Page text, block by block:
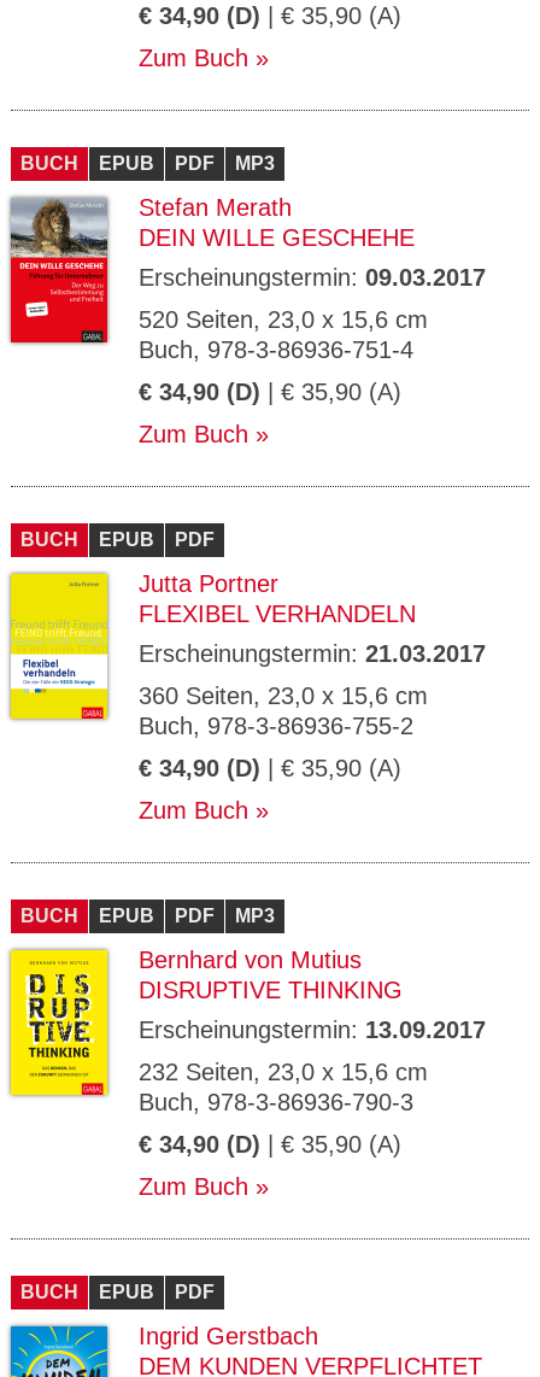
€ 34,90 (D) | € 35,90 (A)
Zum Buch
BUCH EPUB PDF MP3
Stefan Merath
DEIN WILLE GESCHEHE
Erscheinungstermin: 09.03.2017
520 Seiten, 23,0 x 15,6 cm
Buch, 978-3-86936-751-4
€ 34,90 (D) | € 35,90 (A)
Zum Buch
BUCH EPUB PDF
Jutta Portner
FLEXIBEL VERHANDELN
Erscheinungstermin: 21.03.2017
360 Seiten, 23,0 x 15,6 cm
Buch, 978-3-86936-755-2
€ 34,90 (D) | € 35,90 (A)
Zum Buch
BUCH EPUB PDF MP3
Bernhard von Mutius
DISRUPTIVE THINKING
Erscheinungstermin: 13.09.2017
232 Seiten, 23,0 x 15,6 cm
Buch, 978-3-86936-790-3
€ 34,90 (D) | € 35,90 (A)
Zum Buch
BUCH EPUB PDF
Ingrid Gerstbach
DEM KUNDEN VERPFLICHTET